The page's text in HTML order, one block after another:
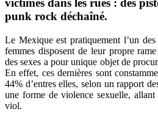
victimes dans les rues : des
punk rock déchaîné.
Le Mexique est pratiquement l’un
femmes disposent de leur propre
des sexes a pour unique objet de
En effet, ces dernières sont
44% d’entres elles, selon un rapport
une forme de violence sexuelle, allant
viol.